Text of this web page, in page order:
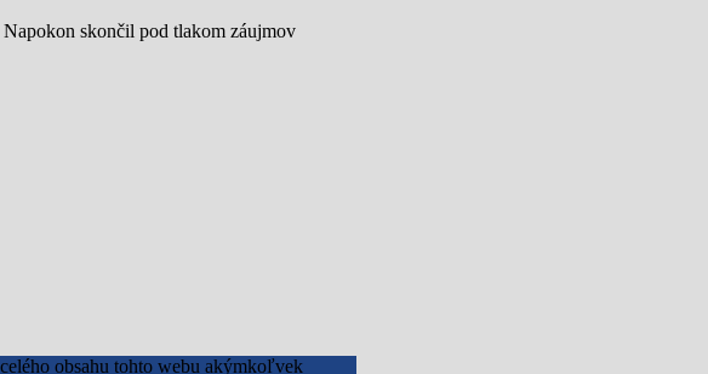
skončil pod tlakom záujmov
obsahu tohto webu akýmkoľvek